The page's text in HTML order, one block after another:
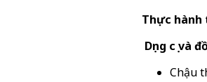
Thực hành
Dụng cụ và
Chậu